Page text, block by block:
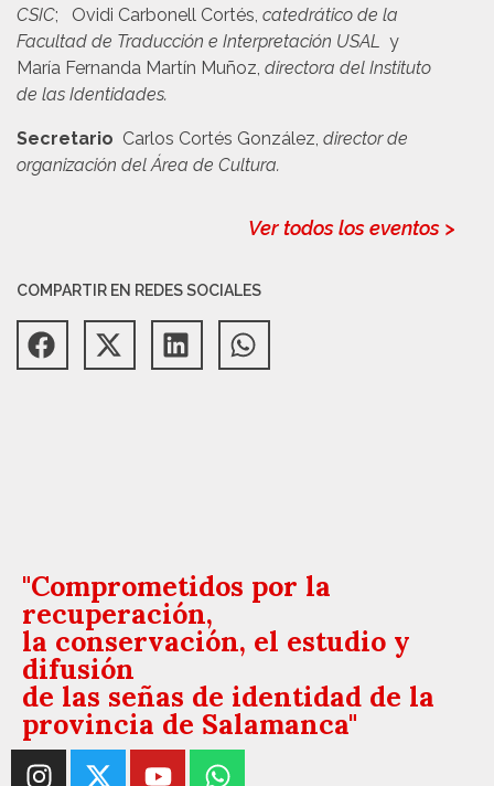
CSIC; Ovidi Carbonell Cortés, catedrático de la
Facultad de Traducción e Interpretación USAL
y
María Fernanda Martín Muñoz, directora del Instituto
de las Identidades.
Secretario Carlos Cortés González, director de
organización del Área de Cultura.
Ver todos los eventos >
COMPARTIR EN REDES SOCIALES
"Comprometidos por la
recuperación,
la conservación, el estudio y
difusión
de las señas de identidad de la
provincia de Salamanca"